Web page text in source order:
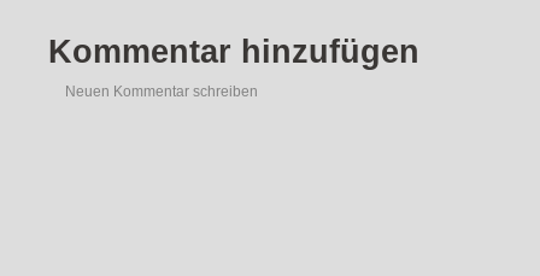
Kommentar hinzufügen
Neuen Kommentar schreiben